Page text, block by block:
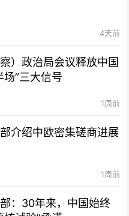
4天前
察）政治局会议释放中国
场”三大信号
1周前
介绍中欧密集磋商进展
1周前
：30年来，中国始终